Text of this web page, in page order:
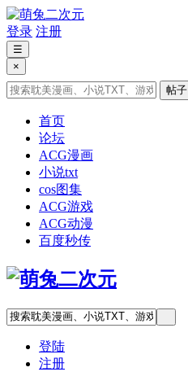
登录 注册
☰
×
帖子
首页
论坛
ACG漫画
小说txt
cos图集
ACG游戏
ACG动漫
百度秒传
登陆
注册